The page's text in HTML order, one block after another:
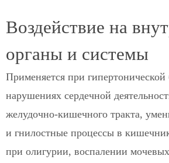
Воздействие на
органы и системы
Применяется при гипертонической
нарушениях сердечной
желудочно-кишечного тракта,
и гнилостные процессы в
при олигурии, воспалении